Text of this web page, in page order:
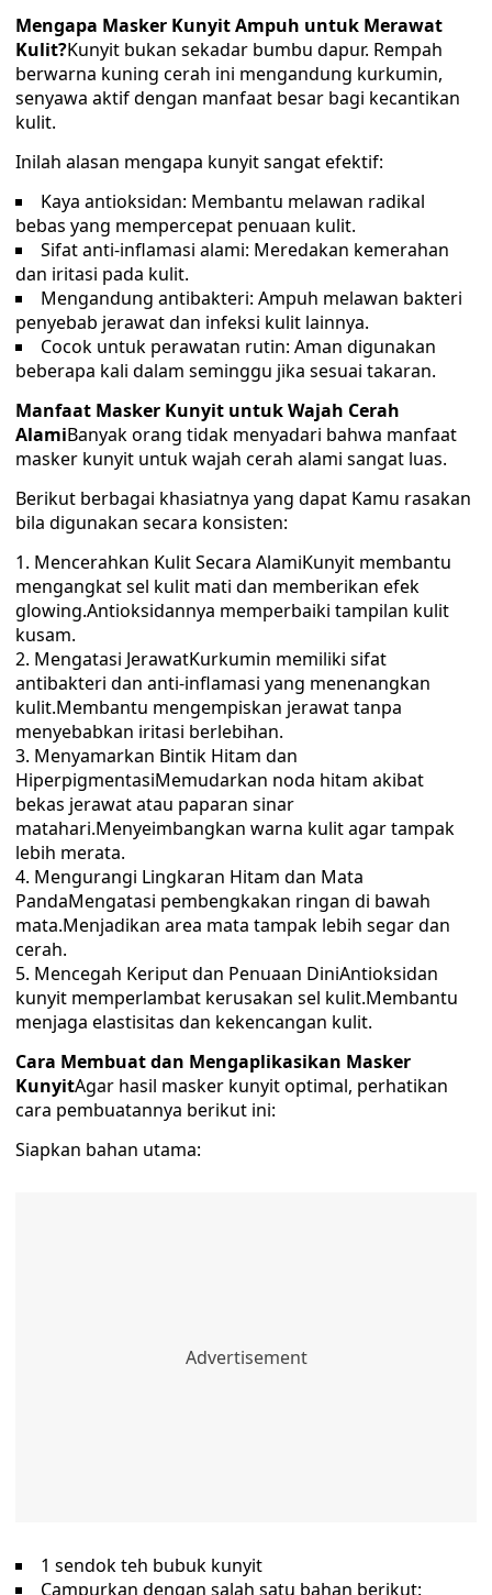
Mengapa Masker Kunyit Ampuh untuk Merawat
Kulit?Kunyit bukan sekadar bumbu dapur. Rempah
berwarna kuning cerah ini mengandung kurkumin,
senyawa aktif dengan manfaat besar bagi kecantikan
kulit.
Inilah alasan mengapa kunyit sangat efektif:
Kaya antioksidan: Membantu melawan radikal
bebas yang mempercepat penuaan kulit.
Sifat anti-inflamasi alami: Meredakan kemerahan
dan iritasi pada kulit.
Mengandung antibakteri: Ampuh melawan bakteri
penyebab jerawat dan infeksi kulit lainnya.
Cocok untuk perawatan rutin: Aman digunakan
beberapa kali dalam seminggu jika sesuai takaran.
Manfaat Masker Kunyit untuk Wajah Cerah
AlamiBanyak orang tidak menyadari bahwa manfaat
masker kunyit untuk wajah cerah alami sangat luas.
Berikut berbagai khasiatnya yang dapat Kamu rasakan
bila digunakan secara konsisten:
Mencerahkan Kulit Secara AlamiKunyit membantu
mengangkat sel kulit mati dan memberikan efek
glowing.Antioksidannya memperbaiki tampilan kulit
kusam.
Mengatasi JerawatKurkumin memiliki sifat
antibakteri dan anti-inflamasi yang menenangkan
kulit.Membantu mengempiskan jerawat tanpa
menyebabkan iritasi berlebihan.
Menyamarkan Bintik Hitam dan
HiperpigmentasiMemudarkan noda hitam akibat
bekas jerawat atau paparan sinar
matahari.Menyeimbangkan warna kulit agar tampak
lebih merata.
Mengurangi Lingkaran Hitam dan Mata
PandaMengatasi pembengkakan ringan di bawah
mata.Menjadikan area mata tampak lebih segar dan
cerah.
Mencegah Keriput dan Penuaan DiniAntioksidan
kunyit memperlambat kerusakan sel kulit.Membantu
menjaga elastisitas dan kekencangan kulit.
Cara Membuat dan Mengaplikasikan Masker
KunyitAgar hasil masker kunyit optimal, perhatikan
cara pembuatannya berikut ini:
Siapkan bahan utama:
1 sendok teh bubuk kunyit
Campurkan dengan salah satu bahan berikut: